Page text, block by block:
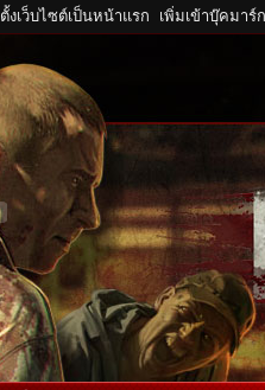
ตั้งเว็บไซต์เป็นหน้าแรก เพิ่มเข้าบุ๊คมาร์ก